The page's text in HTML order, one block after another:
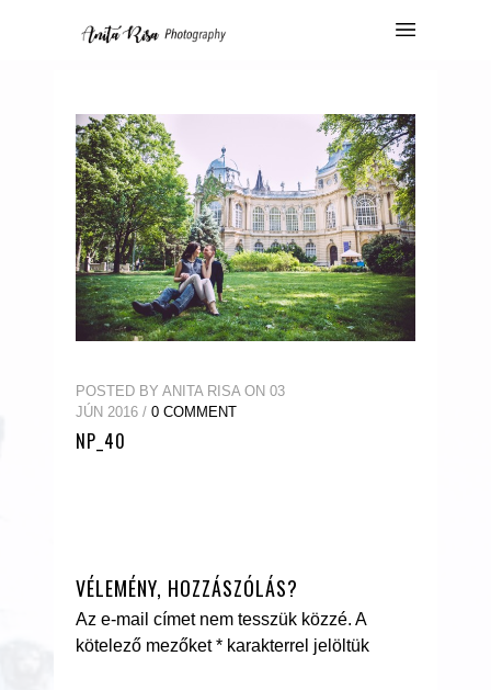
POSTED BY ANITA RISA ON 03
JÚN 2016 / 0 COMMENT
NP_40
VÉLEMÉNY, HOZZÁSZÓLÁS?
Az e-mail címet nem tesszük közzé. A
kötelező mezőket* karakterrel jelöltük